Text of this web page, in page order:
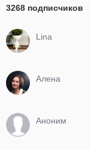
3268 подписчиков
Lina
Алена
Аноним